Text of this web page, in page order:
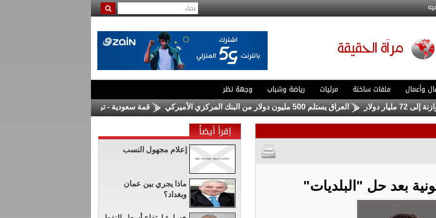
وأعمال ملفات ساخنة مرئيات رياضة وشباب وجهة نظر
العراق يستلم 500 مليون دولار من البنك المركزي الأميركي قمة سعودية - تركية - باكستانية في جدة الجمعة
بعد حل "البلديات"
إقرأ أيضاً
إعلام مجهول النسب
ماذا يجري بين عمان
وبغداد؟